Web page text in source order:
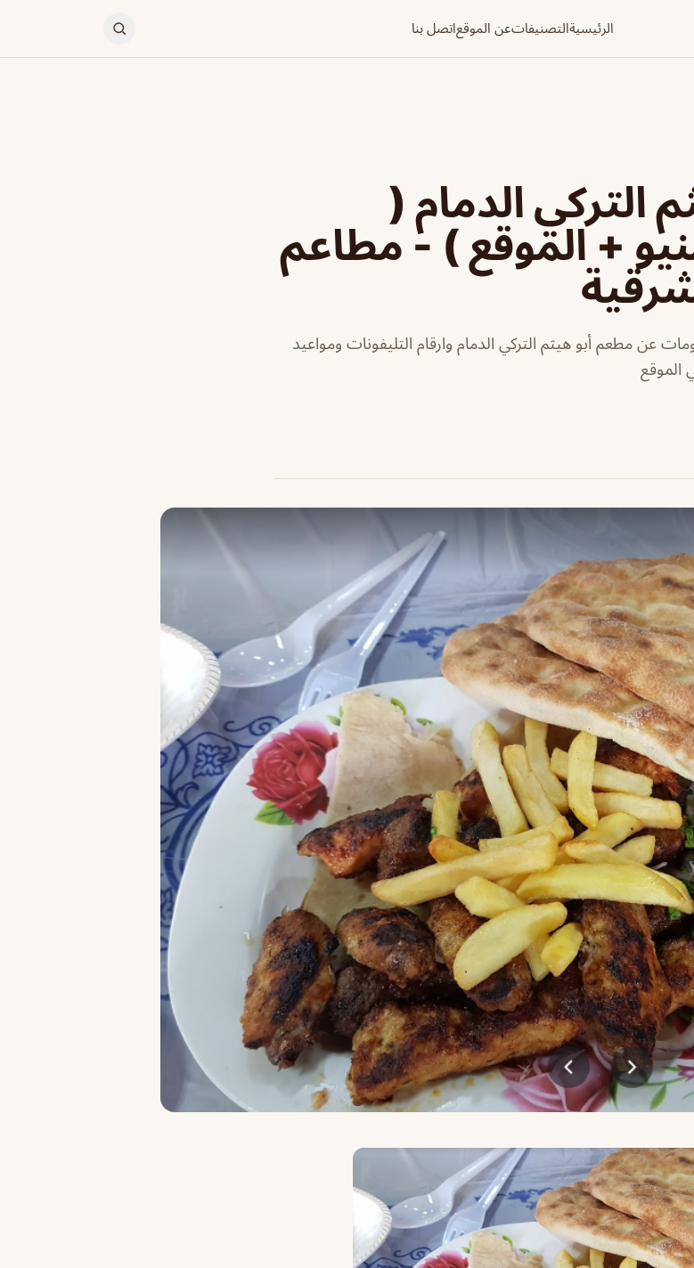
الرئيسيةالتصنيفاتعن الموقعاتصل بنا
التركي الدمام (
+ الموقع ) - مطاعم
عن مطعم أبو هيثم التركي الدمام وارقام التليفونات ومواعيد
الموقع